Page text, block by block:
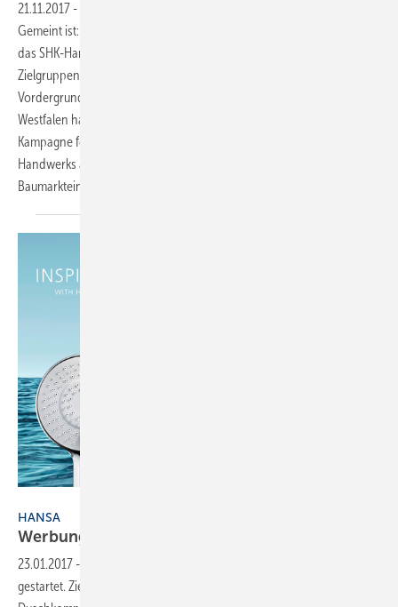
21.11.2017 -
Gemeint ist: Vorzüge öffentlich präsentieren. In der Realität betreibt
das SHK-Handwerk selten ausgefeiltes Standort- oder
Zielgruppenmarketing. In der Regel steht die Qualität der Leistung im
Vordergrund, verbunden mit einer Weiterempfehlung. In Nordrhein-
Westfalen hat sich auf Initiative des Fachverbands SHK NRW eine
Kampagne formiert, die aktiv beim Verbraucher für die Vorzüge des
Handwerks an sich wirbt und die Nachteile eines Online- oder
Baumarkteinkaufs herausstellt.
HANSA
Werbung für die
23.01.2017 -
gestartet. Ziel ist, dass Endkunden sich von dem umfangreichen